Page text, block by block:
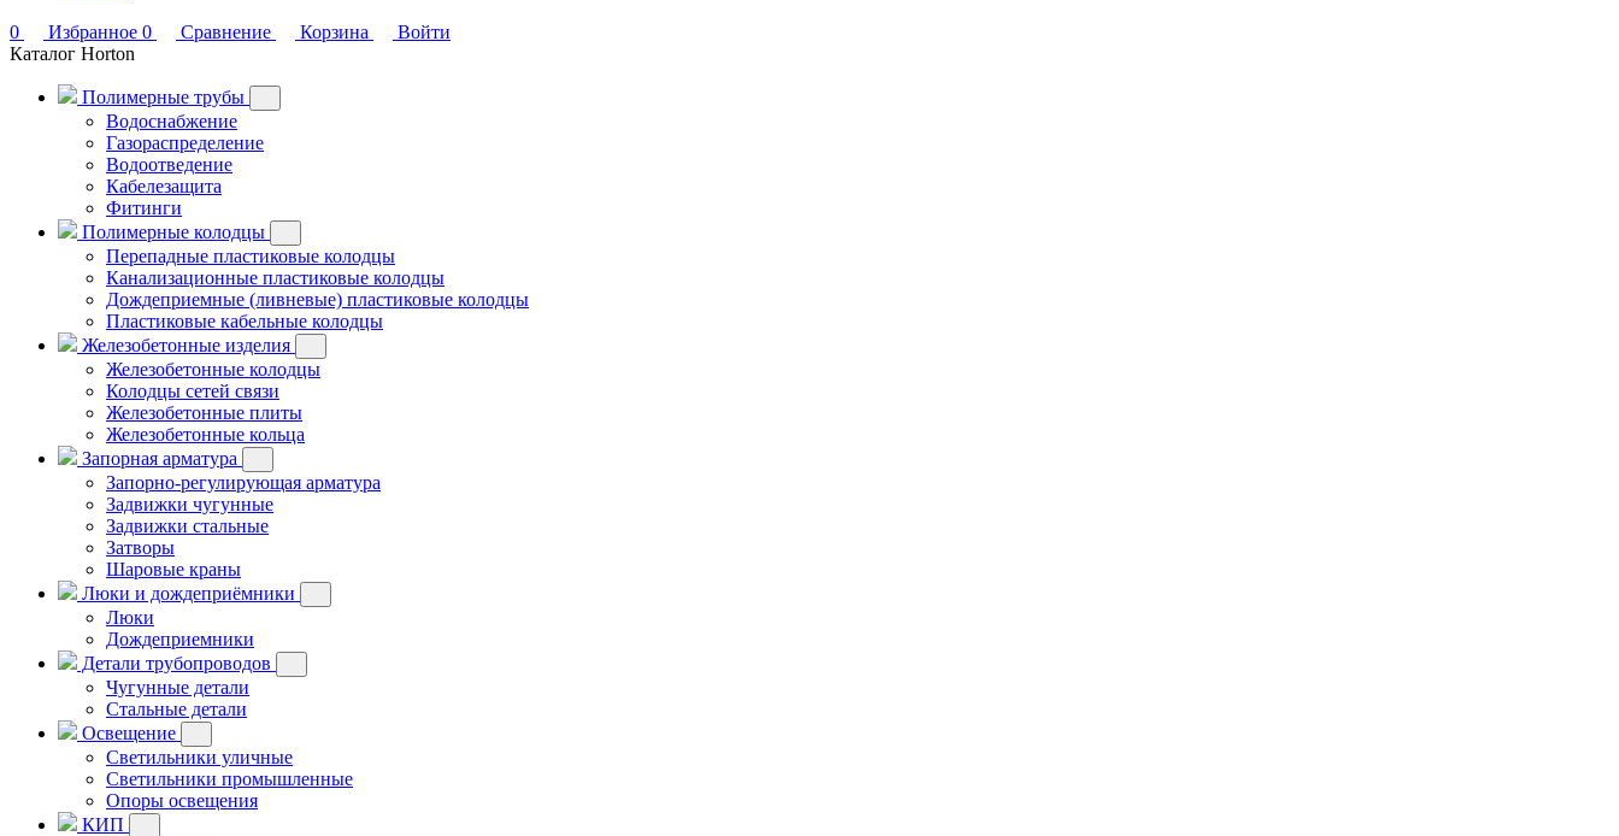
0 Избранное 0 Сравнение Корзина
Войти
Каталог Horton
Полимерные трубы
Водоснабжение
Газораспределение
Водоотведение
Кабелезащита
Фитинги
Полимерные колодцы
Перепадные пластиковые колодцы
Канализационные пластиковые колодцы
Дождеприемные (ливневые) пластиковые колодцы
Пластиковые кабельные колодцы
Железобетонные изделия
Железобетонные колодцы
Колодцы сетей связи
Железобетонные плиты
Железобетонные кольца
Запорная арматура
Запорно-регулирующая арматура
Задвижки чугунные
Задвижки стальные
Затворы
Шаровые краны
Люки и дождеприёмники
Люки
Дождеприемники
Детали трубопроводов
Чугунные детали
Стальные детали
Освещение
Светильники уличные
Светильники промышленные
Опоры освещения
КИП